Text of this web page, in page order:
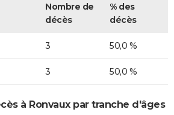
Nombre de
décès
% des
décès
3 50,0 %
3 50,0 %
à Ronvaux par tranche d'âges